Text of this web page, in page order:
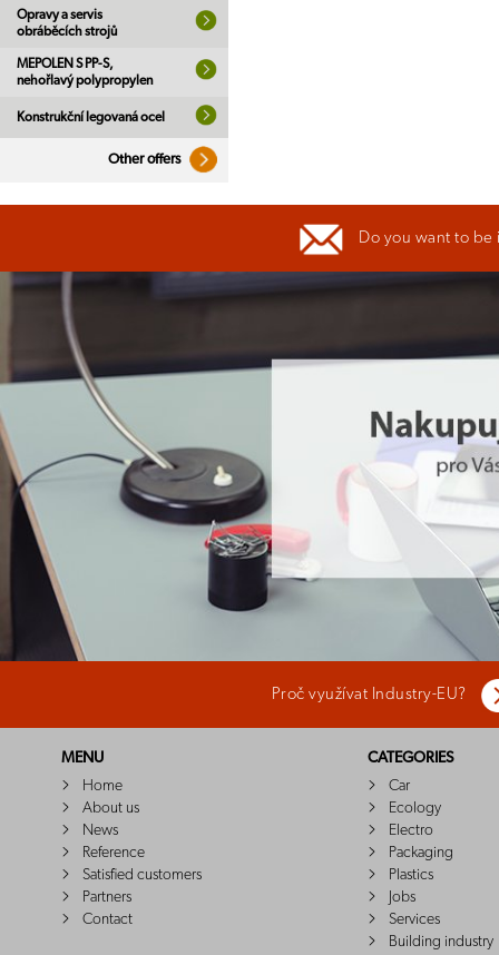
Opravy a servis
obráběcích strojů
MEPOLEN S PP-S,
nehořlavý polypropylen
Konstrukční legovaná ocel
Other offers
Do you want to
Proč využívat Industry-EU?
MENU
Home
About us
News
Reference
Satisfied customers
Partners
Contact
CATEGORIES
Car
Ecology
Electro
Packaging
Plastics
Jobs
Services
Building industry